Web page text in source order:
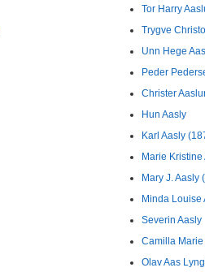
Tor Harry
Trygve
Unn Hege
Peder
Christer
Hun Aasly
Karl Aasly
Marie
Mary J. Aasly
Minda Louise
Severin Aasly
Camilla
Olav Aas